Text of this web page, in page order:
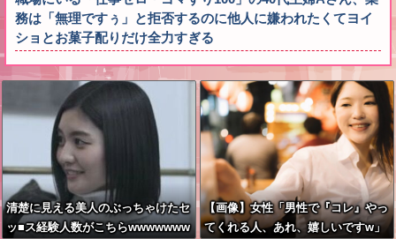
務は「無理ですぅ」と拒否するのに他人に嫌われたくてヨイ
ショとお菓子配りだけ全力すぎる
清楚に見える美人のぶっちゃけたセ
ッ■ス経験人数がこちらwwwwwww
【画像】女性「男性で『コレ』やっ
てくれる人、あれ、嬉しいですw」